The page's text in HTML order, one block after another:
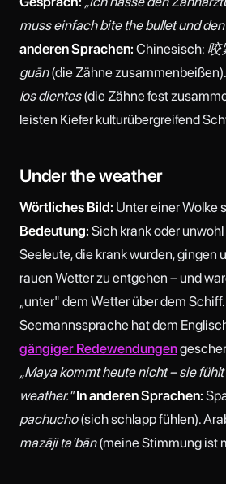
muss einfach bite the bullet und
anderen Sprachen: Chinesisch: 咬
guān(die Zähne
los dientes(die Zähne fest
leisten Kiefer kulturübergreifend
Under the weather
Wörtliches Bild: Unter einer Wolke
Bedeutung: Sich krank oder
Seeleute, die krank wurden, gingen
rauen Wetter zu entgehen – und
„unter" dem Wetter über dem
Seemannssprache hat dem
gängiger Redewendungen
„Maya kommt heute nicht – sie
weather." In anderen Sprachen:
pachucho(sich schlapp fühlen).
mazāji ta'bān(meine Stimmung ist